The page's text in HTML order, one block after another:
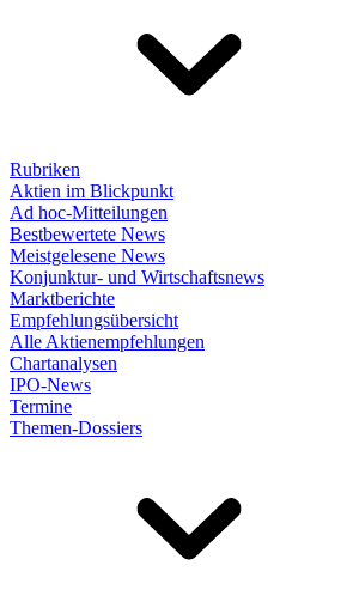
Rubriken
Aktien im Blickpunkt
Ad hoc-Mitteilungen
Bestbewertete News
Meistgelesene News
Konjunktur- und Wirtschaftsnews
Marktberichte
Empfehlungsübersicht
Alle Aktienempfehlungen
Chartanalysen
IPO-News
Termine
Themen-Dossiers